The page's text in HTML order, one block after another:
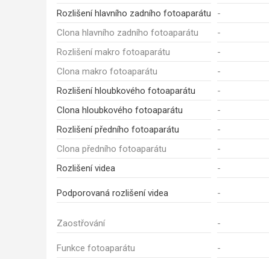
Rozlišení hlavního zadního fotoaparátu
-
Clona hlavního zadního fotoaparátu
-
Rozlišení makro fotoaparátu
-
Clona makro fotoaparátu
-
Rozlišení hloubkového fotoaparátu
-
Clona hloubkového fotoaparátu
-
Rozlišení předního fotoaparátu
-
Clona předního fotoaparátu
-
Rozlišení videa
-
Podporovaná rozlišení videa -
Zaostřování -
Funkce fotoaparátu -